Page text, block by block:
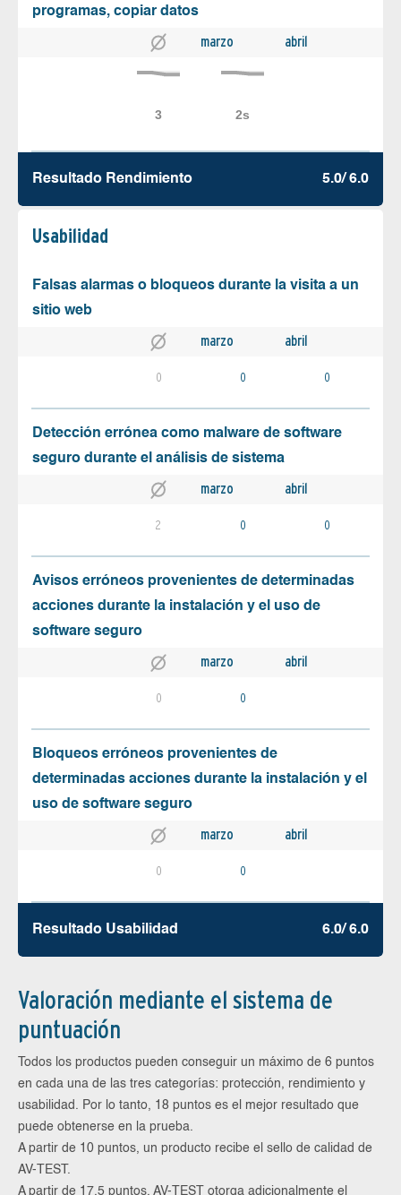
programas, copiar datos
marzo abril
Resultado Rendimiento 5.0/ 6.0
Usabilidad
Falsas alarmas o bloqueos durante la visita a un
sitio web
marzo abril
0 0 0
Detección errónea como malware de software
seguro durante el análisis de sistema
marzo abril
2 0 0
Avisos erróneos provenientes de determinadas
acciones durante la instalación y el uso de
software seguro
marzo abril
0 0
Bloqueos erróneos provenientes de
determinadas acciones durante la instalación y el
uso de software seguro
marzo abril
0 0
Resultado Usabilidad 6.0/ 6.0
Valoración mediante el sistema de
puntuación
Todos los productos pueden conseguir un máximo de 6 puntos
en cada una de las tres categorías: protección, rendimiento y
usabilidad. Por lo tanto, 18 puntos es el mejor resultado que
puede obtenerse en la prueba.
A partir de 10 puntos, un producto recibe el sello de calidad de
AV-TEST.
A partir de 17,5 puntos, AV-TEST otorga adicionalmente el